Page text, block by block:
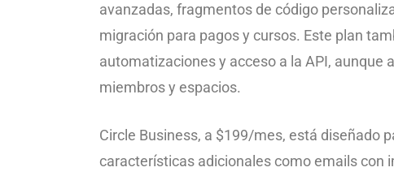
avanzadas, fragmentos de código
migración para pagos y cursos. Este plan
automatizaciones y acceso a la API,
miembros y espacios.
Circle Business, a $199/mes, está diseñado
características adicionales como emails con